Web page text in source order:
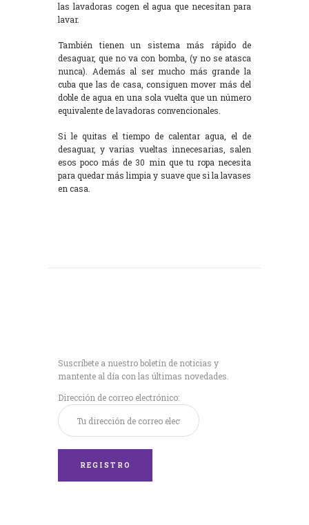
las lavadoras cogen el agua que necesitan para
lavar.
También tienen un sistema más rápido de
desaguar, que no va con bomba, (y no se atasca
nunca). Además al ser mucho más grande la
cuba que las de casa, consiguen mover más del
doble de agua en una sola vuelta que un número
equivalente de lavadoras convencionales.
Si le quitas el tiempo de calentar agua, el de
desaguar, y varias vueltas innecesarias, salen
esos poco más de 30 min que tu ropa necesita
para quedar más limpia y suave que si la lavases
en casa.
Suscríbete a nuestro boletín de noticias y
mantente al día con las últimas novedades.
Dirección de correo electrónico: